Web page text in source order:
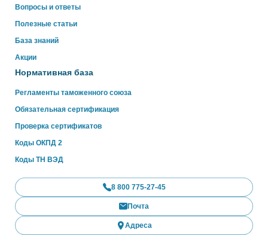
Вопросы и ответы
Полезные статьи
База знаний
Акции
Нормативная база
Регламенты таможенного союза
Обязательная сертификация
Проверка сертификатов
Коды ОКПД 2
Коды ТН ВЭД
8 800 775-27-45
Почта
Адреса